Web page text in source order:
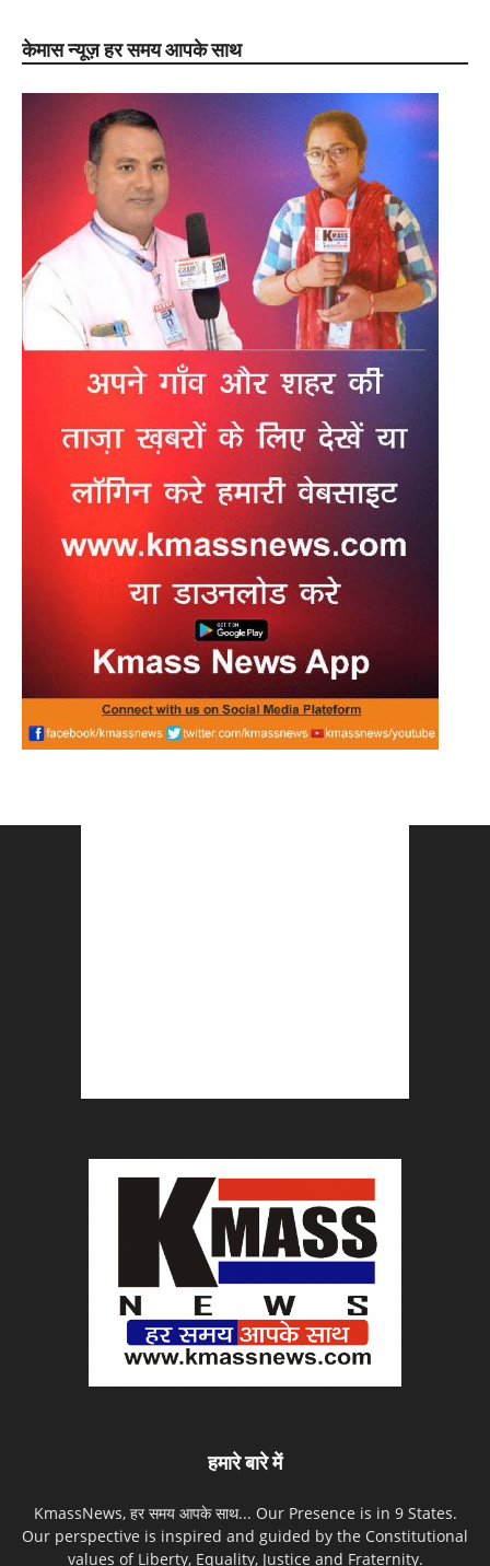
केमास न्यूज़ हर समय आपके साथ
हमारे बारे में
KmassNews, हर समय आपके साथ... Our Presence is in 9 States.
Our perspective is inspired and guided by the Constitutional
values of Liberty, Equality, Justice and Fraternity.